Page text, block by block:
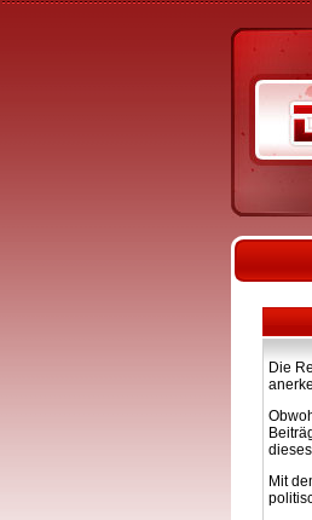
Die
Mit